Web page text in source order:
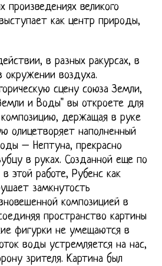
произведениях великого
как центр природы,
в разных ракурсах, в
окружении воздуха.
сцену союза Земли,
и Воды" вы откроете для
держащая в руке
олицетворяет наполненный
– Нептуна, прекрасно
в руках. Созданной еще по
этой работе, Рубенс как
замкнутость
композицией в
пространство картины
фигурки не умещаются в
воды устремляется на нас,
зрителя. Картина был